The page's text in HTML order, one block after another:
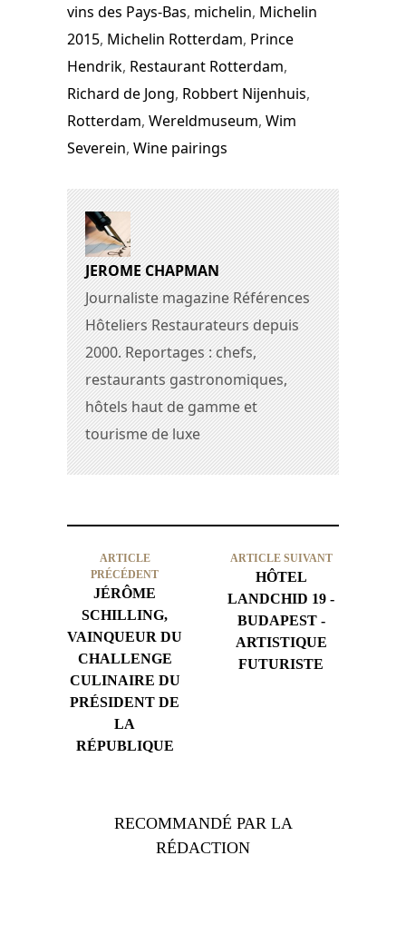
vins des Pays-Bas, michelin, Michelin
2015, Michelin Rotterdam, Prince
Hendrik, Restaurant Rotterdam,
Richard de Jong, Robbert Nijenhuis,
Rotterdam, Wereldmuseum, Wim
Severein, Wine pairings
JEROME CHAPMAN
Journaliste magazine Références
Hôteliers Restaurateurs depuis
2000. Reportages : chefs,
restaurants gastronomiques,
hôtels haut de gamme et
tourisme de luxe
ARTICLE
PRÉCÉDENT
JÉRÔME
SCHILLING,
VAINQUEUR DU
CHALLENGE
CULINAIRE DU
PRÉSIDENT DE
LA
RÉPUBLIQUE
ARTICLE SUIVANT
HÔTEL
LANDCHID 19 -
BUDAPEST -
ARTISTIQUE
FUTURISTE
RECOMMANDÉ PAR LA
RÉDACTION